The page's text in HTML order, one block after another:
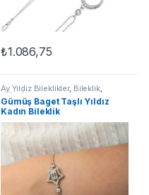
₺1.086,75
Ay Yıldız Bileklikler, Bileklik,
GÜMÜŞ TAKI Kadın Bileklikleri
Taşlı Bileklikler
Gümüş Baget Taşlı Yıldız
Kadın Bileklik